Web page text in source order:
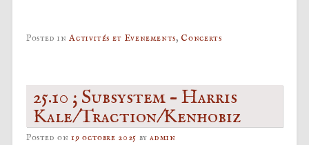
Posted inActivités et Evenements, Concerts
25.10 ; Subsystem – Harris
Kale/Traction/Kenhobiz
Posted on19 octobre 2025 byadmin